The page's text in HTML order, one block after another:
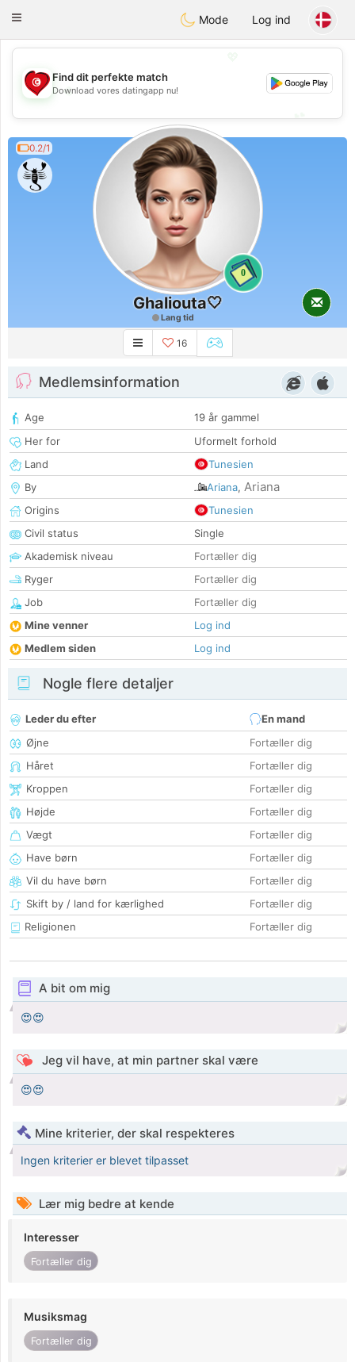
Tunisia Dating
Toggle
Mode Log ind
💖
💕
Find dit perfekte match
Download vores datingapp nu!
0.2/1
0
Ghaliouta🤍
Lang tid
16
Medlemsinformation
Age
19 år gammel
Her for
Uformelt forhold
Land
Tunesien
By
Ariana, Ariana
Origins
Tunesien
Civil status
Single
Akademisk niveau
Fortæller dig
Ryger
Fortæller dig
Job
Fortæller dig
Mine venner
Log ind
Medlem siden
Log ind
Nogle flere detaljer
Leder du efter
En mand
Øjne
Fortæller dig
Håret
Fortæller dig
Kroppen
Fortæller dig
Højde
Fortæller dig
Vægt
Fortæller dig
Have børn
Fortæller dig
Vil du have børn
Fortæller dig
Skift by / land for kærlighed
Fortæller dig
Religionen
Fortæller dig
A bit om mig
😍😍
Jeg vil have, at min partner skal være
😍😍
Mine kriterier, der skal respekteres
Ingen kriterier er blevet tilpasset
Lær mig bedre at kende
Interesser
Fortæller dig
Musiksmag
Fortæller dig